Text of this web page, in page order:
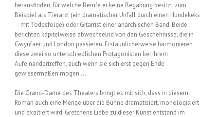
herausfinden, für welche Berufe er keine Begabung besitzt, zum
Beispiel als Tierarzt (ein dramatischer Unfall durch einen Hundekeks
– mit Todesfolge) oder Gitarrist einer anarchischen Band. Beide
berichten kapitelweise abwechselnd von den Geschehnisse, die in
Gwynfaer und London passieren. Erstaunlicherweise harmonieren
diese zwei so unterschiedlichen Protagonisten bei ihrem
Aufeinandertreffen, auch wenn sie sich erst gegen Ende
gewissermaßen mögen …
Die Grand-Dame des Theaters bringt es mit sich, dass in diesem
Roman auch eine Menge über die Bühne dramatisiert, monologisiert
und exaltiert wird. Gretchens Liebe zu dieser Kunst entstand im